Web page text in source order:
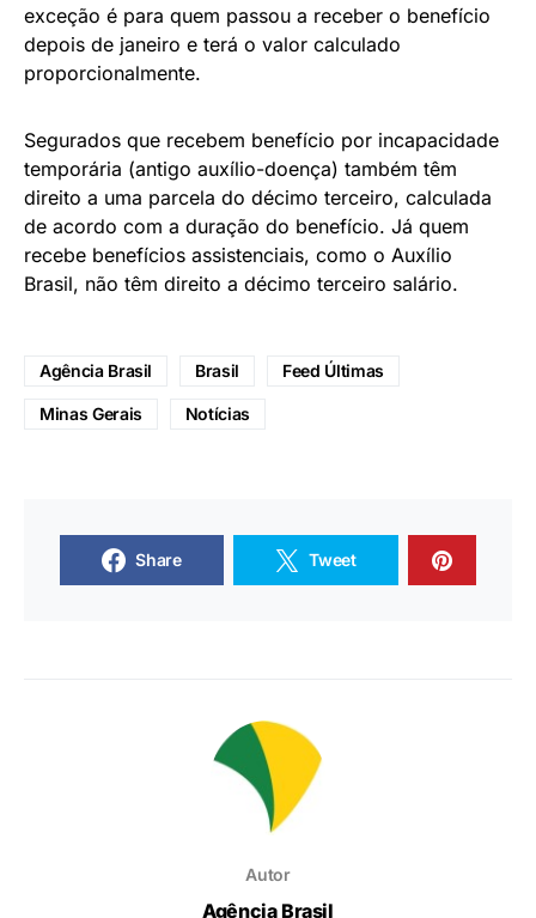
exceção é para quem passou a receber o benefício
depois de janeiro e terá o valor calculado
proporcionalmente.
Segurados que recebem benefício por incapacidade
temporária (antigo auxílio-doença) também têm
direito a uma parcela do décimo terceiro, calculada
de acordo com a duração do benefício. Já quem
recebe benefícios assistenciais, como o Auxílio
Brasil, não têm direito a décimo terceiro salário.
Agência Brasil Brasil Feed Últimas
Minas Gerais Notícias
Share Tweet
Autor
Agência Brasil